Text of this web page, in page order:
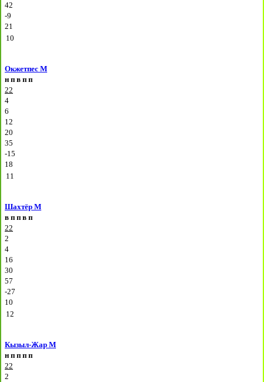
42
-9
21
10
Окжетпес М
н п в п п
22
4
6
12
20
35
-15
18
11
Шахтёр М
в п п в п
22
2
4
16
30
57
-27
10
12
Кызыл-Жар М
н п п п п
22
2